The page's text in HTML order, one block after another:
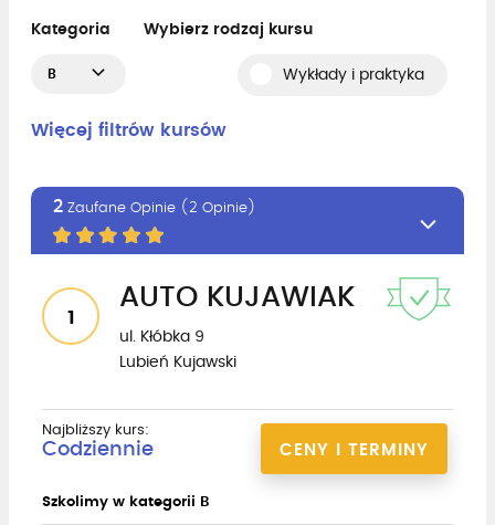
Kategoria
B
Wybierz rodzaj kursu
Wykłady i praktyka
Więcej filtrów kursów
2 Zaufane Opinie (2 Opinie)
1
AUTO KUJAWIAK
ul. Kłóbka 9
Lubień Kujawski
CENY I TERMINY
Najbliższy kurs:
Codziennie
Szkolimy w kategorii B